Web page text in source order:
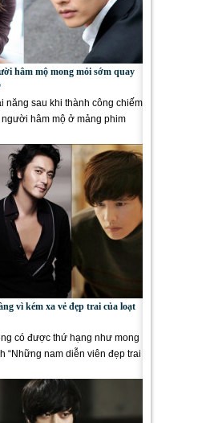
hâm mộ mong mỏi sớm quay
năng sau khi thành công chiếm
hâm mộ ở mảng phim
vì kém xa vẻ đẹp trai của loạt
có được thứ hạng như mong
“Những nam diễn viên đẹp trai